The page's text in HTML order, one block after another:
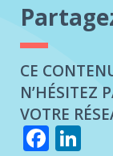
CE
N’HÉSITEZ
VOTRE